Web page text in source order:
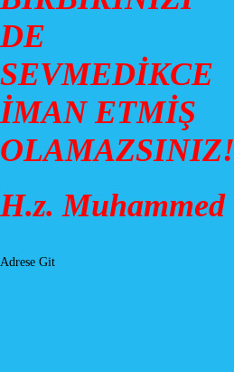
DE
SEVMEDİKCE
İMAN ETMİŞ
OLAMAZSINIZ!
H.z. Muhammed
Adrese Git